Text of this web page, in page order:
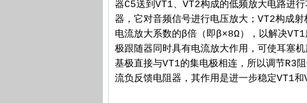
器C5送到VT1、VT2构成的低频放大电路进
器，它对音频信号进行电压放大；VT2构成
电流放大系数的β倍（即β×8Ω），以解决
极跟随器同时具有电流放大作用，可使耳塞
基极直接与VT1的集电极相连，所以调节R3
流负反馈电阻器，其作用是进一步稳定VT1和